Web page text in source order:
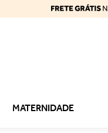
MATERNIDADE